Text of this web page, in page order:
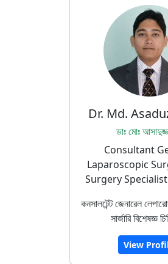
Dr. Md.
ডাঃ মোঃ
Consultant
Laparoscopic
Surgery
কনসালটেন্ট জেনারেল
সার্জারি বিশেষজ্ঞ
View